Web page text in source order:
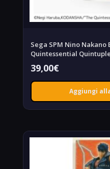
Sega SPM Nino
Quintessential
39,00€
Aggiungi